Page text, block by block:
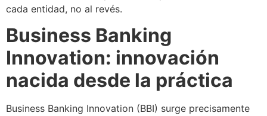
cada entidad, no al revés.
Business Banking
Innovation: innovación
nacida desde la práctica
Business Banking Innovation (BBI) surge precisamente